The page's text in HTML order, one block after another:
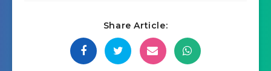
Share Article: